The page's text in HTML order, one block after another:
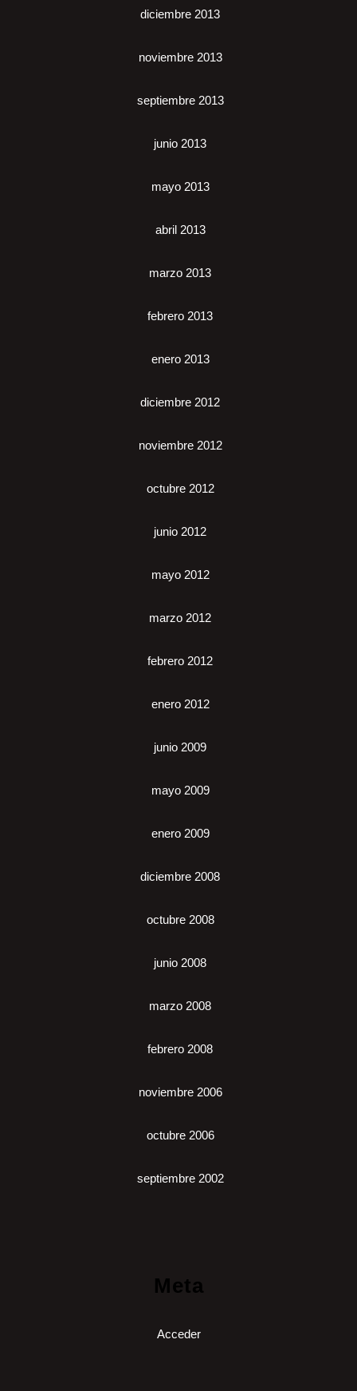
diciembre 2013
noviembre 2013
septiembre 2013
junio 2013
mayo 2013
abril 2013
marzo 2013
febrero 2013
enero 2013
diciembre 2012
noviembre 2012
octubre 2012
junio 2012
mayo 2012
marzo 2012
febrero 2012
enero 2012
junio 2009
mayo 2009
enero 2009
diciembre 2008
octubre 2008
junio 2008
marzo 2008
febrero 2008
noviembre 2006
octubre 2006
septiembre 2002
Meta
Acceder